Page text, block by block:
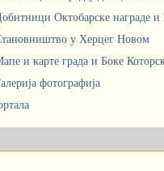
Октобарске награде
у Херцег Новом
и карте града и Боке
фотографија